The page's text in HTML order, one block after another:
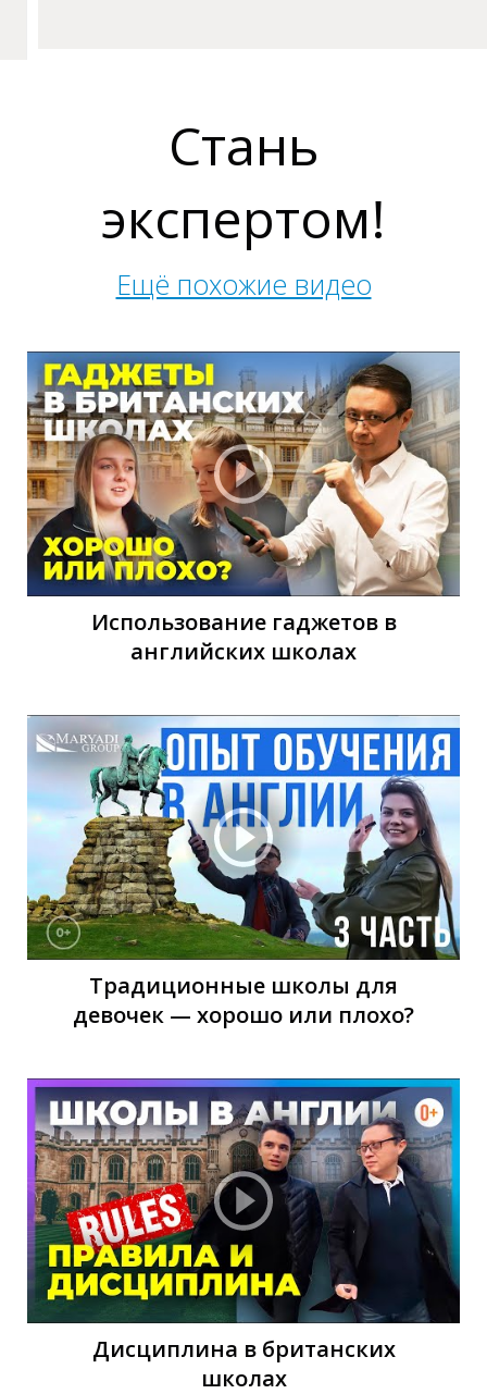
Л
У
Стань
экспертом!
Ещё похожие видео
Использование гаджетов в
английских школах
Традиционные школы для
девочек — хорошо или плохо?
Дисциплина в британских
школах